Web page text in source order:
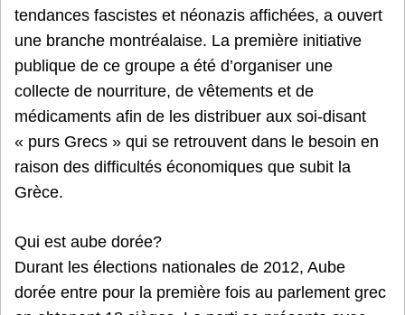
tendances fascistes et néonazis affichées, a ouvert
une branche montréalaise. La première initiative
publique de ce groupe a été d’organiser une
collecte de nourriture, de vêtements et de
médicaments afin de les distribuer aux soi-disant
« purs Grecs » qui se retrouvent dans le besoin en
raison des difficultés économiques que subit la
Grèce.
Qui est aube dorée?
Durant les élections nationales de 2012, Aube
dorée entre pour la première fois au parlement grec